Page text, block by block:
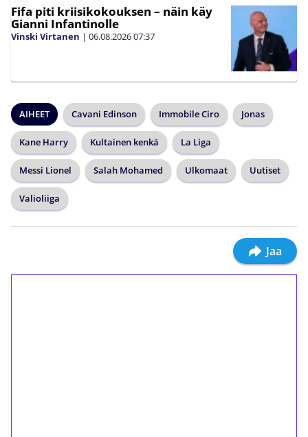
Fifa piti kriisikokouksen – näin käy
Gianni Infantinolle
Vinski Virtanen | 06.08.202607:37
AIHEET Cavani Edinson Immobile Ciro Jonas
Kane Harry Kultainen kenkä La Liga
Messi Lionel Salah Mohamed Ulkomaat Uutiset
Valioliiga
Jaa